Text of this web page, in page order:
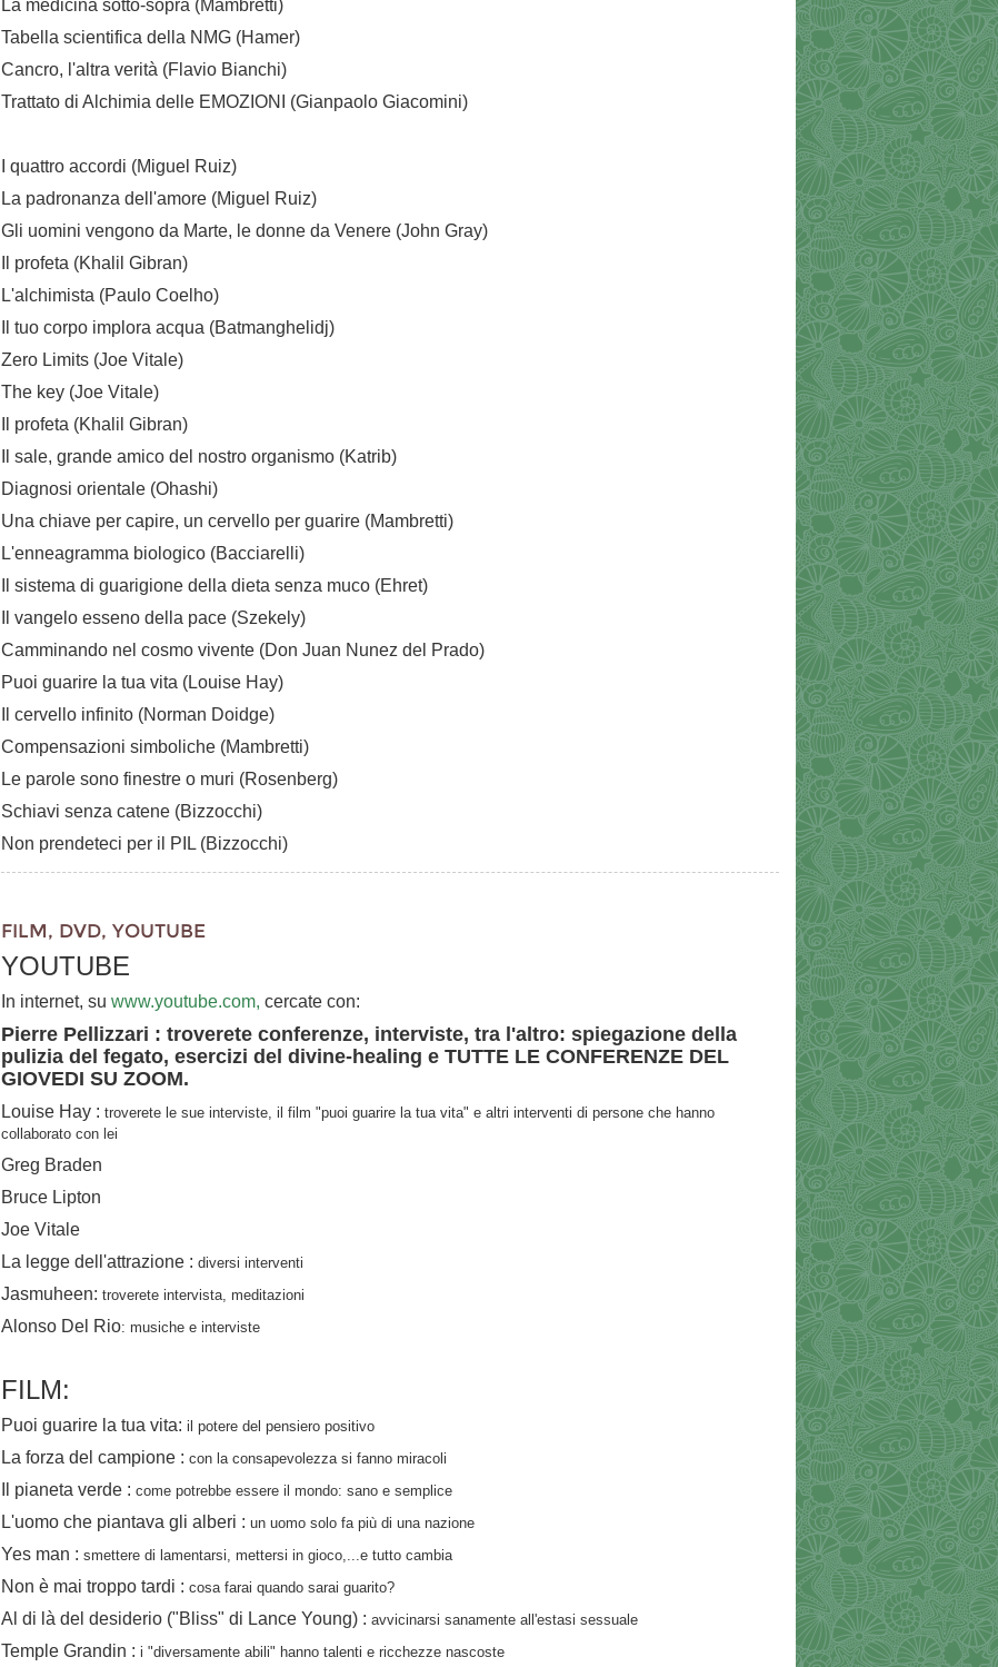
La medicina sotto-sopra (Mambretti)
Tabella scientifica della NMG (Hamer)
Cancro, l'altra verità (Flavio Bianchi)
Trattato di Alchimia delle EMOZIONI (Gianpaolo Giacomini)
I quattro accordi (Miguel Ruiz)
La padronanza dell'amore (Miguel Ruiz)
Gli uomini vengono da Marte, le donne da Venere (John Gray)
Il profeta (Khalil Gibran)
L'alchimista (Paulo Coelho)
Il tuo corpo implora acqua (Batmanghelidj)
Zero Limits (Joe Vitale)
The key (Joe Vitale)
Il profeta (Khalil Gibran)
Il sale, grande amico del nostro organismo (Katrib)
Diagnosi orientale (Ohashi)
Una chiave per capire, un cervello per guarire (Mambretti)
L'enneagramma biologico (Bacciarelli)
Il sistema di guarigione della dieta senza muco (Ehret)
Il vangelo esseno della pace (Szekely)
Camminando nel cosmo vivente (Don Juan Nunez del Prado)
Puoi guarire la tua vita (Louise Hay)
Il cervello infinito (Norman Doidge)
Compensazioni simboliche (Mambretti)
Le parole sono finestre o muri (Rosenberg)
Schiavi senza catene (Bizzocchi)
Non prendeteci per il PIL (Bizzocchi)
FILM, DVD, YOUTUBE
YOUTUBE
In internet, su www.youtube.com, cercate con:
Pierre Pellizzari : troverete conferenze, interviste, tra l'altro: spiegazione della
pulizia del fegato, esercizi del divine-healing e TUTTE LE CONFERENZE DEL
GIOVEDI SU ZOOM.
Louise Hay : troverete le sue interviste, il film "puoi guarire la tua vita" e altri interventi di persone che hanno
collaborato con lei
Greg Braden
Bruce Lipton
Joe Vitale
La legge dell'attrazione : diversi interventi
Jasmuheen: troverete intervista, meditazioni
Alonso Del Rio: musiche e interviste
FILM:
Puoi guarire la tua vita: il potere del pensiero positivo
La forza del campione : con la consapevolezza si fanno miracoli
Il pianeta verde : come potrebbe essere il mondo: sano e semplice
L'uomo che piantava gli alberi : un uomo solo fa più di una nazione
Yes man : smettere di lamentarsi, mettersi in gioco,...e tutto cambia
Non è mai troppo tardi : cosa farai quando sarai guarito?
Al di là del desiderio ("Bliss" di Lance Young) : avvicinarsi sanamente all'estasi sessuale
Temple Grandin : i "diversamente abili" hanno talenti e ricchezze nascoste